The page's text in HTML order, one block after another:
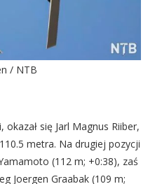
/ NTB
się Jarl Magnus Riiber,
metra. Na drugiej pozycji
(112 m; +0:38), zaś
Joergen Graabak (109 m;